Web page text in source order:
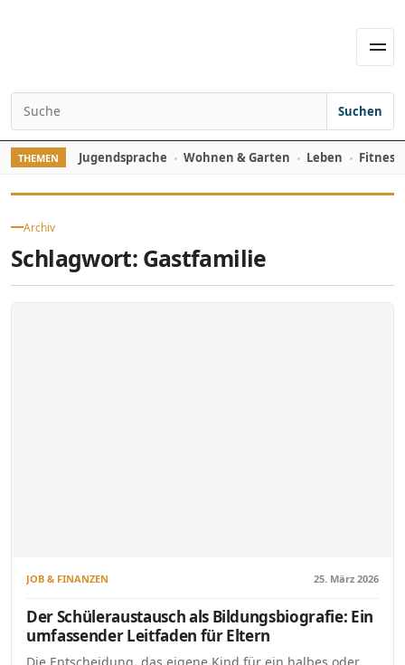
Search for:
Suchen
THEMEN Jugendsprache Wohnen & Garten Leben
Archiv
Schlagwort: Gastfamilie
JOB & FINANZEN 25. März 2026
Der Schüleraustausch als Bildungsbiografie: Ein
umfassender Leitfaden für Eltern